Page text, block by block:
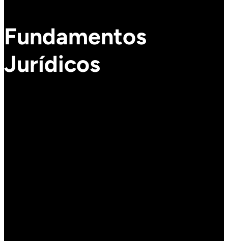
Fundamentos
Jurídicos